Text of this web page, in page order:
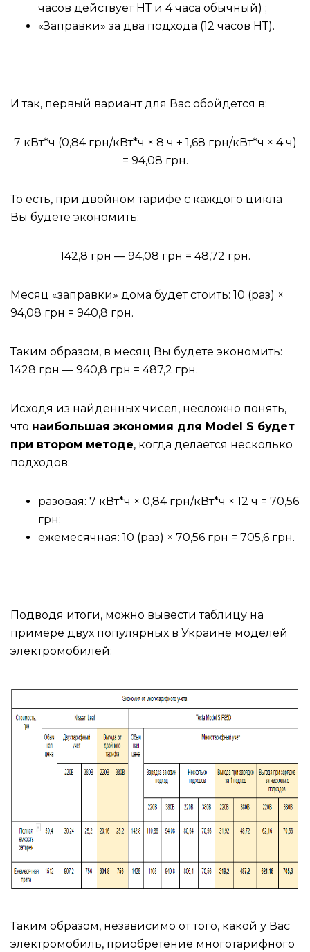
часов действует НТ и 4 часа обычный) ;
«Заправки» за два подхода (12 часов НТ).
И так, первый вариант для Вас обойдется в:
7 кВт*ч (0,84 грн/кВт*ч × 8 ч + 1,68 грн/кВт*ч × 4 ч)
= 94,08 грн.
То есть, при двойном тарифе с каждого цикла
Вы будете экономить:
142,8 грн — 94,08 грн = 48,72 грн.
Месяц «заправки» дома будет стоить: 10 (раз) ×
94,08 грн = 940,8 грн.
Таким образом, в месяц Вы будете экономить:
1428 грн — 940,8 грн = 487,2 грн.
Исходя из найденных чисел, несложно понять,
что наибольшая экономия для Model S будет
при втором методе, когда делается несколько
подходов:
разовая: 7 кВт*ч × 0,84 грн/кВт*ч × 12 ч = 70,56
грн;
ежемесячная: 10 (раз) × 70,56 грн = 705,6 грн.
Подводя итоги, можно вывести таблицу на
примере двух популярных в Украине моделей
электромобилей:
Таким образом, независимо от того, какой у Вас
электромобиль, приобретение многотарифного